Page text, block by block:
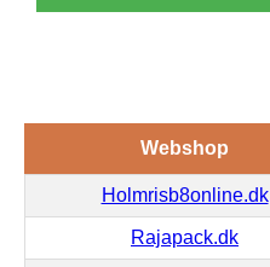
Webshop
Holmrisb8online.dk
Rajapack.dk